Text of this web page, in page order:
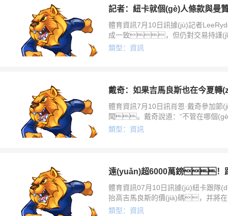
體育資訊7月10日訊據(jù)記者
成一致，但仍對交易持謹
趣，相關(guān)談判進(jìn)展積
類型：資訊
體育資訊7月10日訊肖恩·戴奇參加
聞。戴奇說道：“不管在哪個
(gè)重要球員要走，大家都知道
類型：資訊
體育資訊07月10日訊據(jù)紐卡跟
抬高吉馬良斯的價(jià)碼，并將
jiān)信球員的市場價(jià)值仍處于
類型：資訊